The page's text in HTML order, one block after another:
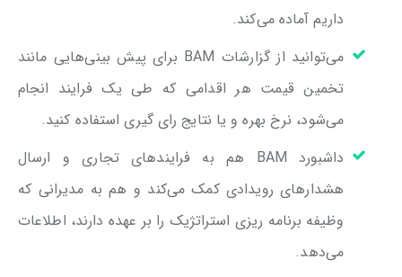
داریم آماده می‌کند.
می‌توانید از گزارشات BAM برای پیش بینی‌هایی مانند
تخمین قیمت هر اقدامی که طی یک فرایند انجام
می‌شود، نرخ بهره و یا نتایج رای‌ گیری استفاده کنید.
داشبورد BAM هم به فرایندهای تجاری و ارسال
هشدارهای رویدادی کمک می‌کند و هم به مدیرانی که
وظیفه برنامه ریزی استراتژیک را بر عهده دارند، اطلاعات
می‌دهد.